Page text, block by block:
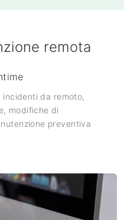
remota
incidenti da remoto,
modifiche di
preventiva